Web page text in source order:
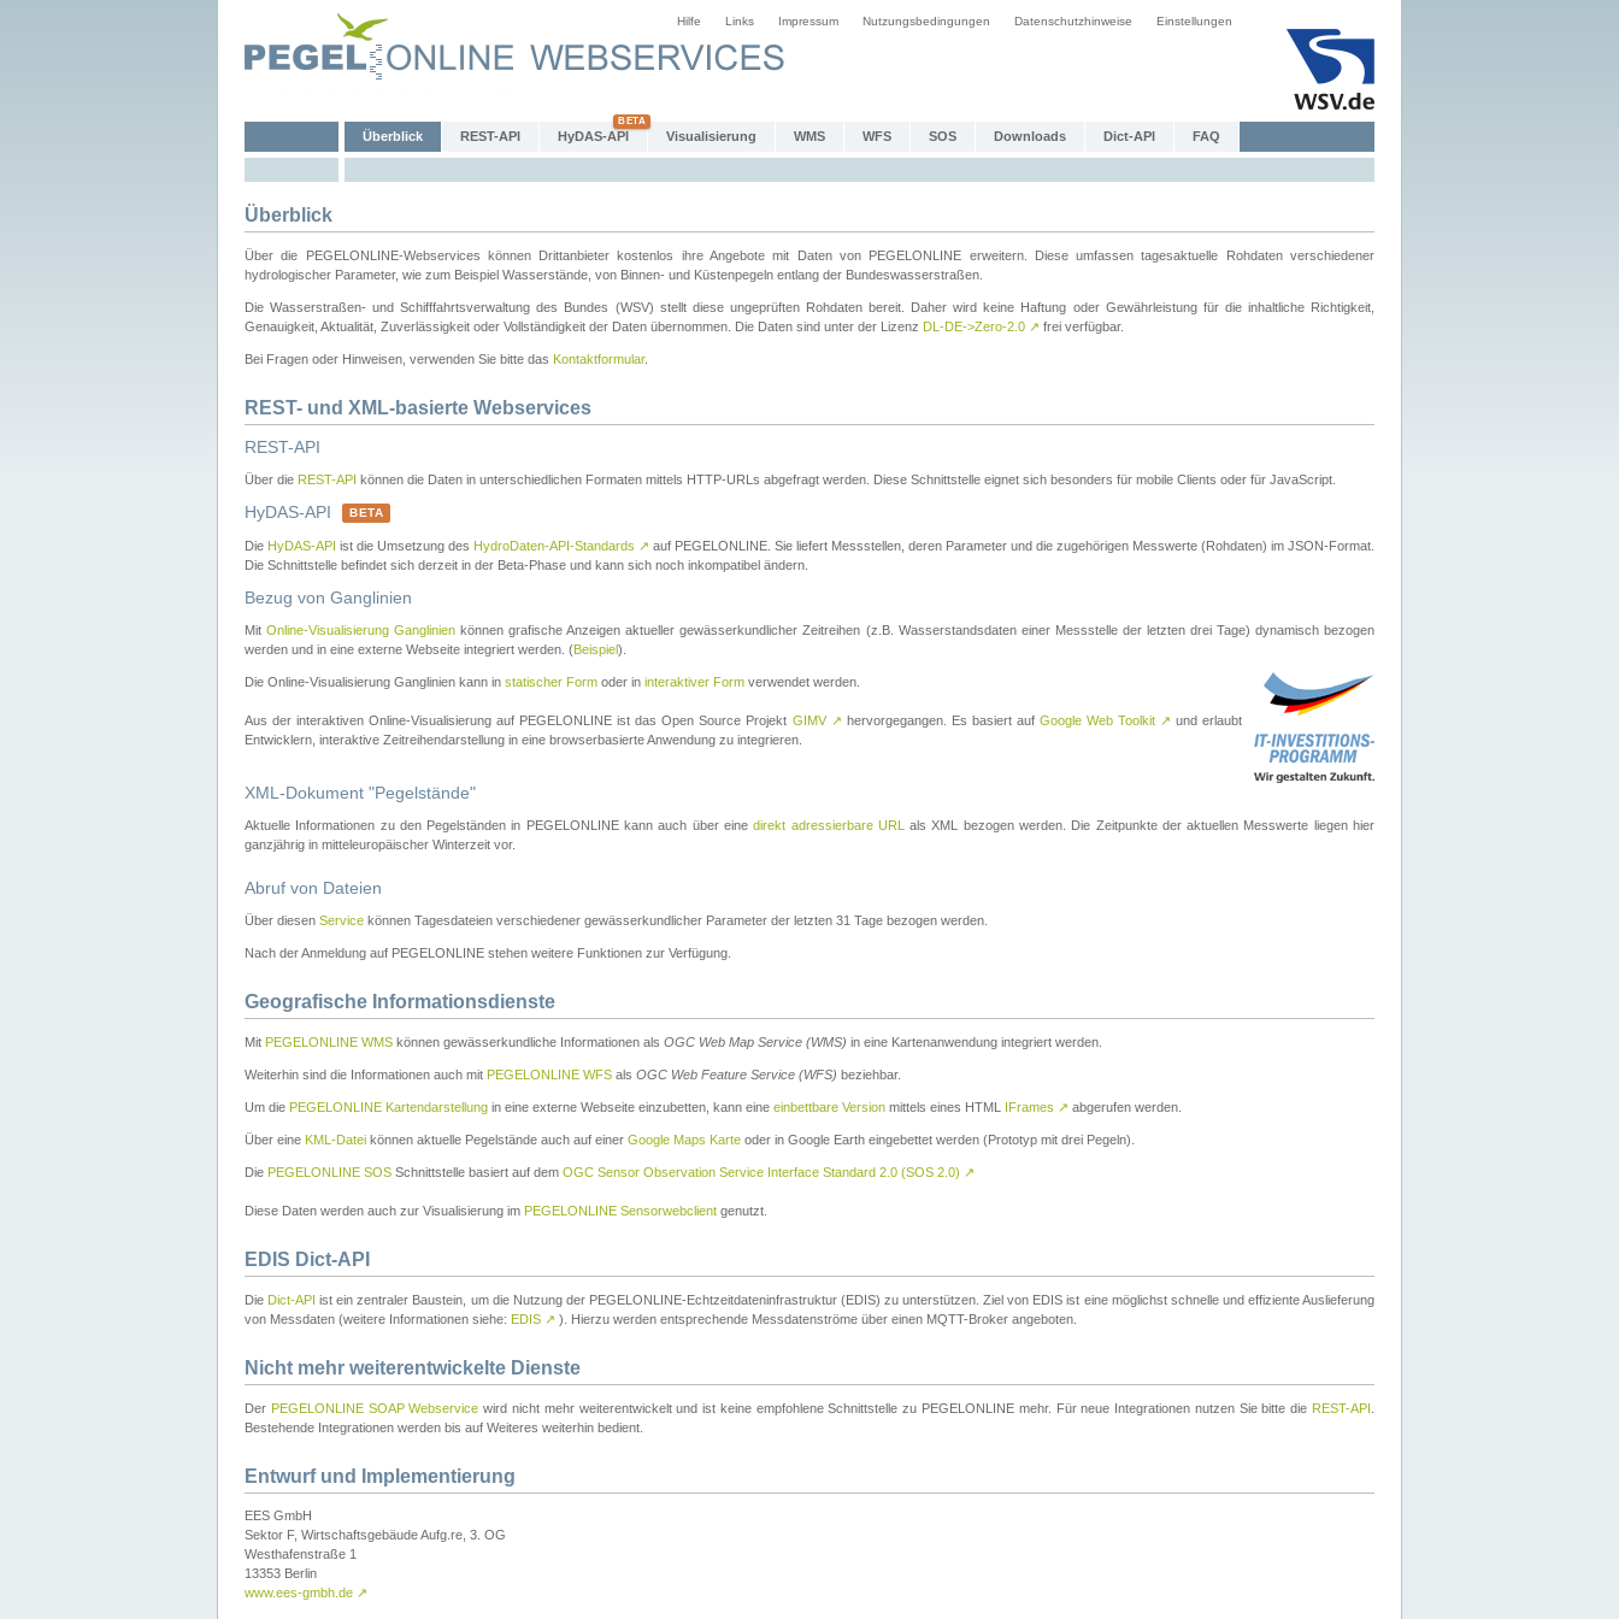
Hilfe Links Impressum Nutzungsbedingungen Datenschutzhinweise Einstellungen
Überblick REST-API HyDAS-API Visualisierung WMS WFS SOS Downloads Dict-API FAQ
Überblick
Über die PEGELONLINE-Webservices können Drittanbieter kostenlos ihre Angebote mit Daten von PEGELONLINE erweitern. Diese umfassen tagesaktuelle Rohdaten verschiedener
hydrologischer Parameter, wie zum Beispiel Wasserstände, von Binnen- und Küstenpegeln entlang der Bundeswasserstraßen.
Die Wasserstraßen- und Schifffahrtsverwaltung des Bundes (WSV) stellt diese ungeprüften Rohdaten bereit. Daher wird keine Haftung oder Gewährleistung für die inhaltliche Richtigkeit,
Genauigkeit, Aktualität, Zuverlässigkeit oder Vollständigkeit der Daten übernommen. Die Daten sind unter der Lizenz DL-DE->Zero-2.0 ↗ frei verfügbar.
Bei Fragen oder Hinweisen, verwenden Sie bitte das Kontaktformular.
REST- und XML-basierte Webservices
REST-API
Über die REST-API können die Daten in unterschiedlichen Formaten mittels HTTP-URLs abgefragt werden. Diese Schnittstelle eignet sich besonders für mobile Clients oder für JavaScript.
HyDAS-API BETA
Die HyDAS-API ist die Umsetzung des HydroDaten-API-Standards ↗ auf PEGELONLINE. Sie liefert Messstellen, deren Parameter und die zugehörigen Messwerte (Rohdaten) im JSON-Format.
Die Schnittstelle befindet sich derzeit in der Beta-Phase und kann sich noch inkompatibel ändern.
Bezug von Ganglinien
MitOnline-Visualisierung Ganglinien können grafische Anzeigen aktueller gewässerkundlicher Zeitreihen (z.B. Wasserstandsdaten einer Messstelle der letzten drei Tage) dynamisch bezogen
werden und in eine externe Webseite integriert werden. (Beispiel).
Die Online-Visualisierung Ganglinien kann in statischer Form oder in interaktiver Form verwendet werden.
Aus der interaktiven Online-Visualisierung auf PEGELONLINE ist das Open Source Projekt GIMV ↗ hervorgegangen. Es basiert auf Google Web Toolkit ↗ und erlaubt
Entwicklern, interaktive Zeitreihendarstellung in eine browserbasierte Anwendung zu integrieren.
XML-Dokument "Pegelstände"
Aktuelle Informationen zu den Pegelständen in PEGELONLINE kann auch über einedirekt adressierbare URL
als XML bezogen werden. Die Zeitpunkte der aktuellen Messwerte liegen hier
ganzjährig in mitteleuropäischer Winterzeit vor.
Abruf von Dateien
Über diesen Service können Tagesdateien verschiedener gewässerkundlicher Parameter der letzten 31 Tage bezogen werden.
Nach der Anmeldung auf PEGELONLINE stehen weitere Funktionen zur Verfügung.
Geografische Informationsdienste
Mit PEGELONLINE WMS können gewässerkundliche Informationen als OGC Web Map Service (WMS) in eine Kartenanwendung integriert werden.
Weiterhin sind die Informationen auch mit PEGELONLINE WFS als OGC Web Feature Service (WFS) beziehbar.
Um die PEGELONLINE Kartendarstellung in eine externe Webseite einzubetten, kann eine einbettbare Version mittels eines HTML IFrames ↗ abgerufen werden.
Über eine KML-Datei können aktuelle Pegelstände auch auf einer Google Maps Karte oder in Google Earth eingebettet werden (Prototyp mit drei Pegeln).
Die PEGELONLINE SOS Schnittstelle basiert auf dem OGC Sensor Observation Service Interface Standard 2.0 (SOS 2.0) ↗
Diese Daten werden auch zur Visualisierung im PEGELONLINE Sensorwebclient genutzt.
EDIS Dict-API
Die Dict-API ist ein zentraler Baustein, um die Nutzung der PEGELONLINE-Echtzeitdateninfrastruktur (EDIS) zu unterstützen. Ziel von EDIS ist eine möglichst schnelle und effiziente Auslieferung
von Messdaten (weitere Informationen siehe: EDIS ↗ ). Hierzu werden entsprechende Messdatenströme über einen MQTT-Broker angeboten.
Nicht mehr weiterentwickelte Dienste
Der PEGELONLINE SOAP Webservice wird nicht mehr weiterentwickelt und ist keine empfohlene Schnittstelle zu PEGELONLINE mehr. Für neue Integrationen nutzen Sie bitte die REST-API
Bestehende Integrationen werden bis auf Weiteres weiterhin bedient.
Entwurf und Implementierung
EES GmbH
Sektor F, Wirtschaftsgebäude Aufg.re, 3. OG
Westhafenstraße 1
13353 Berlin
www.ees-gmbh.de ↗